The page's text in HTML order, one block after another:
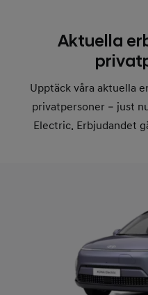
Aktuella
Upptäck våra aktuella
privatpersoner – just
Electric. Erbjudandet